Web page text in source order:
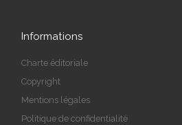
Informations
Charte éditoriale
Copyright
Mentions légales
Politique de confidentialité